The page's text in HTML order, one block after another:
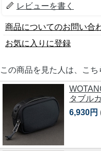
レビューを書く
商品についてのお問い合
お気に入りに登録
この商品を見た人は、こ
タブル
6,930円